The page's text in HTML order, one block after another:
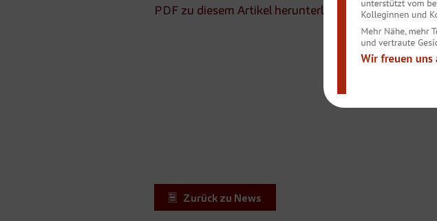
PDF zu diesem Artikel herunterladen
Zurück zu News